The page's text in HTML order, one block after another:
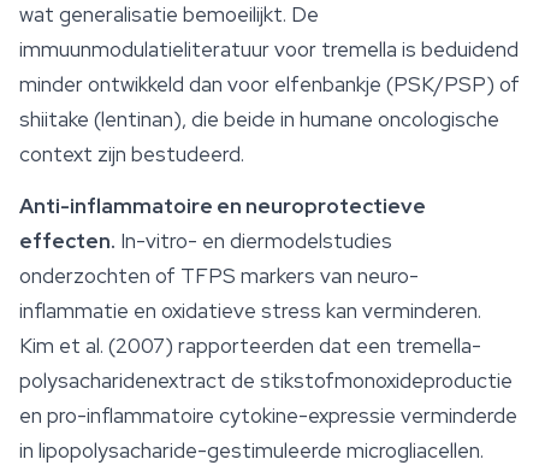
wat generalisatie bemoeilijkt. De
immuunmodulatieliteratuur voor tremella is beduidend
minder ontwikkeld dan voor elfenbankje (PSK/PSP) of
shiitake (lentinan), die beide in humane oncologische
context zijn bestudeerd.
Anti-inflammatoire en neuroprotectieve
effecten. In-vitro- en diermodelstudies
onderzochten of TFPS markers van neuro-
inflammatie en oxidatieve stress kan verminderen.
Kim et al. (2007) rapporteerden dat een tremella-
polysacharidenextract de stikstofmonoxideproductie
en pro-inflammatoire cytokine-expressie verminderde
in lipopolysacharide-gestimuleerde microgliacellen.